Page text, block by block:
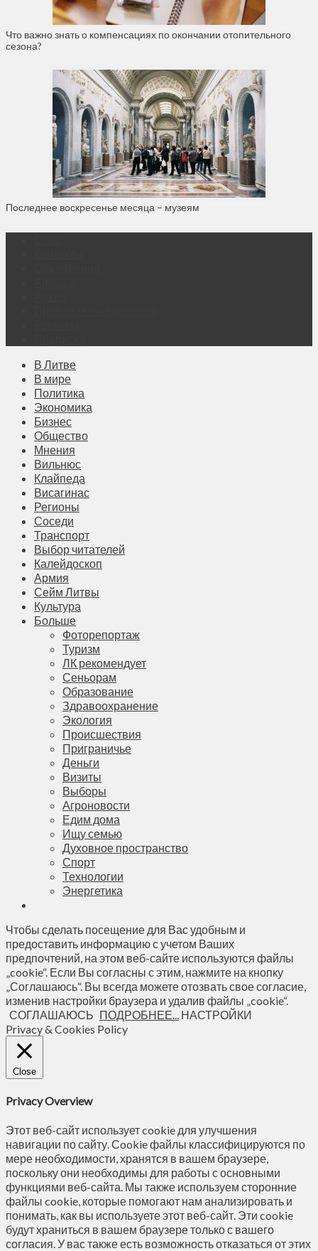
Что важно знать о компенсациях по окончании отопительного
сезона?
Последнее воскресенье месяца – музеям
В Литве
В мире
Политика
Экономика
Бизнес
Общество
Мнения
Вильнюс
Клайпеда
Висагинас
Регионы
Соседи
Транспорт
Выбор читателей
Калейдоскоп
Армия
Сейм Литвы
Культура
Больше
Фоторепортаж
Туризм
ЛК рекомендует
Сеньорам
Образование
Здравоохранение
Экология
Происшествия
Приграничье
Деньги
Визиты
Выборы
Агроновости
Едим дома
Ищу семью
Духовное пространство
Спорт
Технологии
Энергетика
Чтобы сделать посещение для Вас удобным и
предоставить информацию с учетом Ваших
предпочтений, на этом веб-сайте используются файлы
„cookie“. Если Вы согласны с этим, нажмите на кнопку
„Соглашаюсь“. Вы всегда можете отозвать свое согласие,
изменив настройки браузера и удалив файлы „cookie“.
СОГЛАШАЮСЬ ПОДРОБНЕЕ... НАСТРОЙКИ
Privacy & Cookies Policy
Close
Privacy Overview
Этот веб-сайт использует cookie для улучшения
навигации по сайту. Сookie файлы классифицируются по
мере необходимости, хранятся в вашем браузере,
поскольку они необходимы для работы с основными
функциями веб-сайта. Мы также используем сторонние
файлы cookie, которые помогают нам анализировать и
понимать, как вы используете этот веб-сайт. Эти cookie
будут храниться в вашем браузере только с вашего
согласия. У вас также есть возможность отказаться от этих